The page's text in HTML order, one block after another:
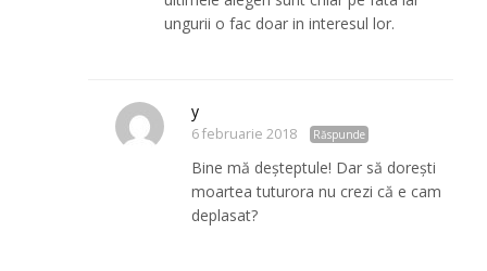
ungurii o fac doar in interesul lor.
y
6 februarie 2018 Răspunde
Bine mă deșteptule! Dar să dorești
moartea tuturora nu crezi că e cam
deplasat?